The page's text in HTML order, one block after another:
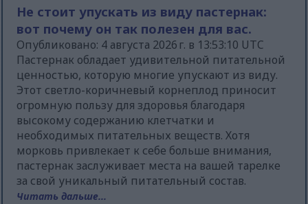
Не стоит упускать из виду пастернак:
вот почему он так полезен для вас.
Опубликовано: 4 августа 2026 г. в 13:53:10 UTC
Пастернак обладает удивительной питательной
ценностью, которую многие упускают из виду.
Этот светло-коричневый корнеплод приносит
огромную пользу для здоровья благодаря
высокому содержанию клетчатки и
необходимых питательных веществ. Хотя
морковь привлекает к себе больше внимания,
пастернак заслуживает места на вашей тарелке
за свой уникальный питательный состав.
Читать дальше...